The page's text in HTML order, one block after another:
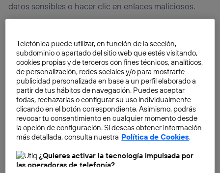
datos sensibles o hacer clic en enlaces maliciosos.
Telefónica puede utilizar, en función de la sección,
subdominio o apartado del sitio web que estés visitando,
cookies propias y de terceros con fines técnicos, analíticos,
de personalización, redes sociales y/o para mostrarte
publicidad personalizada en base a un perfil elaborado a
partir de tus hábitos de navegación. Puedes aceptar
todas, rechazarlas o configurar su uso individualmente
clicando en el botón correspondiente. Asimismo, podrás
revocar tu consentimiento en cualquier momento desde
la opción de configuración. Si deseas obtener información
más detallada, consulta nuestra Política de Cookies.
¿Quieres activar la tecnología impulsada por
las operadoras de telefonía?